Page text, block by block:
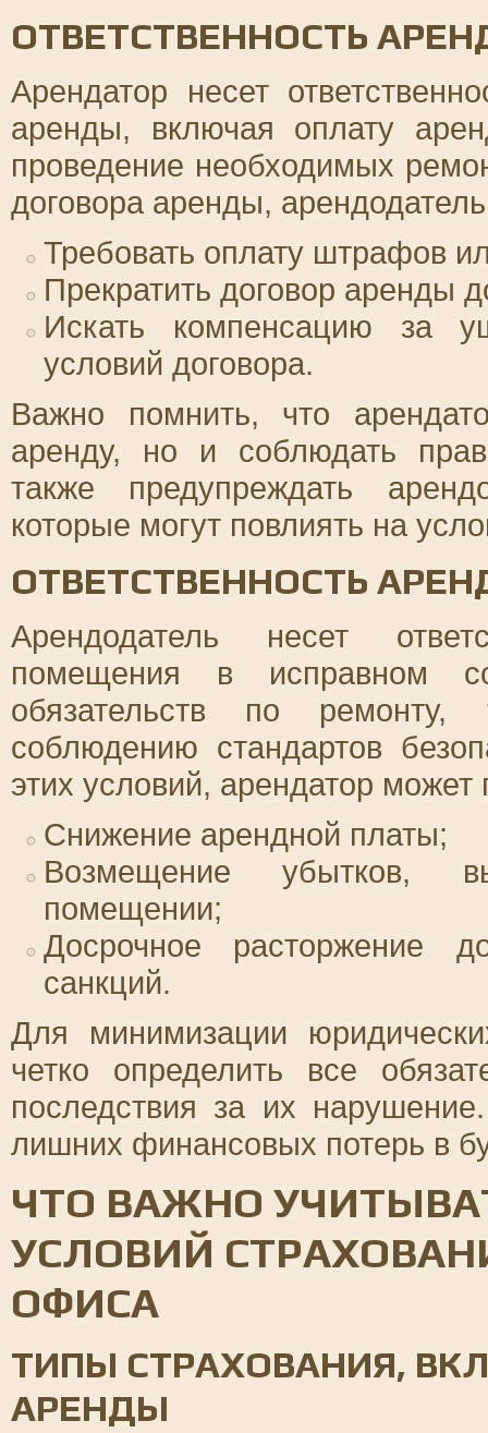
ОТВЕТСТВЕННОСТЬ
Арендатор несет
аренды, включая оплату
проведение необходимых
договора аренды,
Требовать оплату штрафов
Прекратить договор аренды
Искать компенсацию за
условий договора.
Важно помнить, что
аренду, но и соблюдать
также предупреждать
которые могут повлиять на
ОТВЕТСТВЕННОСТЬ
Арендодатель несет
помещения в исправном
обязательств по ремонту,
соблюдению стандартов
этих условий, арендатор может
Снижение арендной платы;
Возмещение убытков,
помещении;
Досрочное расторжение
санкций.
Для минимизации
четко определить все
последствия за их
лишних финансовых потерь в
ЧТО ВАЖНО
УСЛОВИЙ
ОФИСА
ТИПЫ СТРАХОВАНИЯ,
АРЕНДЫ